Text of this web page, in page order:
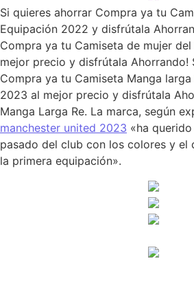
Si quieres ahorrar Compra ya tu
Equipación 2022 y disfrútala
Compra ya tu Camiseta de mujer
mejor precio y disfrútala Ahorrando!
Compra ya tu Camiseta Manga
2023 al mejor precio y disfrútala
Manga Larga Re. La marca, según
manchester united 2023 «ha
pasado del club con los colores y el
la primera equipación».